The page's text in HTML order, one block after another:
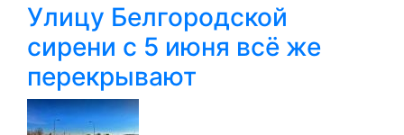
Улицу Белгородской
сирени с 5 июня всё же
перекрывают